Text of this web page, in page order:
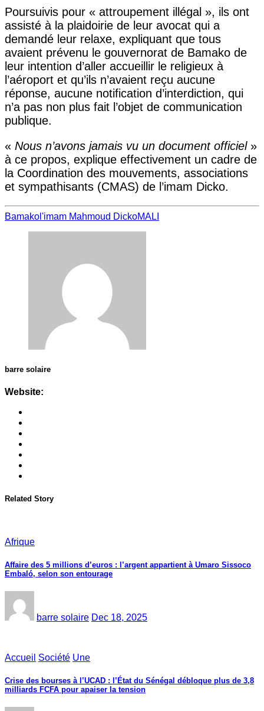
Poursuivis pour « attroupement illégal », ils ont
assisté à la plaidoirie de leur avocat qui a
demandé leur relaxe, expliquant que tous
avaient prévenu le gouvernorat de Bamako de
leur intention d’aller accueillir le religieux à
l’aéroport et qu’ils n’avaient reçu aucune
réponse, aucune notification d’interdiction, qui
n’a pas non plus fait l’objet de communication
publique.
« Nous n’avons jamais vu un document officiel»
à ce propos, explique effectivement un cadre de
la Coordination des mouvements, associations
et sympathisants (CMAS) de l’imam Dicko.
Bamako l'imam Mahmoud DickoMALI
barre solaire
Website:
Related Story
Afrique
Affaire des 5 millions d’euros : l’argent appartient à Umaro Sissoco
Embaló, selon son entourage
barre solaire Dec 18, 2025
Accueil Société Une
Crise des bourses à l’UCAD : l’État du Sénégal débloque plus de 3,8
milliards FCFA pour apaiser la tension